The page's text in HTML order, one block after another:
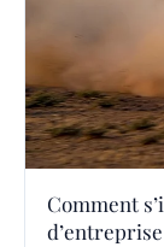
Comment
d’entreprise